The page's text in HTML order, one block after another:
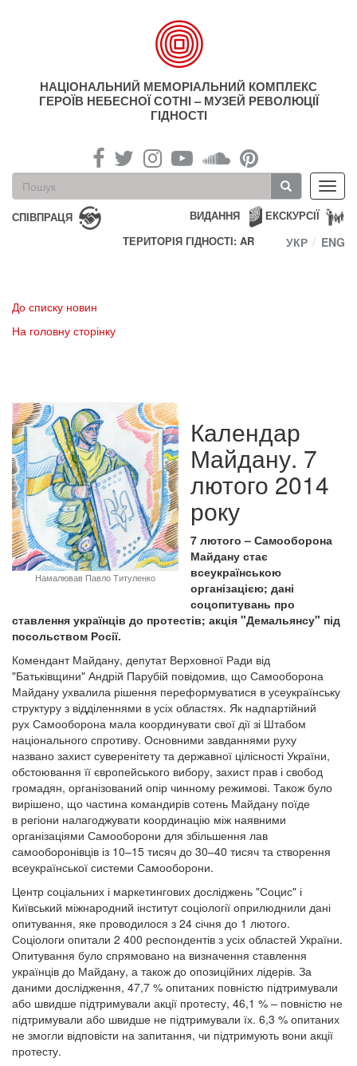
НАЦІОНАЛЬНИЙ МЕМОРІАЛЬНИЙ КОМПЛЕКС
ГЕРОЇВ НЕБЕСНОЇ СОТНІ – МУЗЕЙ РЕВОЛЮЦІЇ
ГІДНОСТІ
Пошукова
форма
Пошук
СПІВПРАЦЯ ЕКСКУРСІЇ
ВИДАННЯ
ТЕРИТОРІЯ ГІДНОСТІ: AR
УКР ENG
До списку новин
На головну сторінку
Намалював Павло Титуленко
Календар
Майдану. 7
лютого 2014
року
7 лютого – Самооборона
Майдану стає
всеукраїнською
організацією; дані
соцопитувань про
ставлення українців до протестів; акція "Демальянсу" під
посольством Росії.
Комендант Майдану, депутат Верховної Ради від
"Батьківщини" Андрій Парубій повідомив, що Самооборона
Майдану ухвалила рішення переформуватися в усеукраїнську
структуру з відділеннями в усіх областях. Як надпартійний
рух Самооборона мала координувати свої дії зі Штабом
національного спротиву. Основними завданнями руху
названо захист суверенітету та державної цілісності України,
обстоювання її європейського вибору, захист прав і свобод
громадян, організований опір чинному режимові. Також було
вирішено, що частина командирів сотень Майдану поїде
в регіони налагоджувати координацію між наявними
організаціями Самооборони для збільшення лав
самооборонівців із 10–15 тисяч до 30–40 тисяч та створення
всеукраїнської системи Самооборони.
Центр соціальних і маркетингових досліджень "Социс" і
Київський міжнародний інститут соціології оприлюднили дані
опитування, яке проводилося з 24 січня до 1 лютого.
Соціологи опитали 2 400 респондентів з усіх областей України.
Опитування було спрямовано на визначення ставлення
українців до Майдану, а також до опозиційних лідерів. За
даними дослідження, 47,7 % опитаних повністю підтримували
або швидше підтримували акції протесту, 46,1 % – повністю не
підтримували або швидше не підтримували їх. 6,3 % опитаних
не змогли відповісти на запитання, чи підтримують вони акції
протесту.